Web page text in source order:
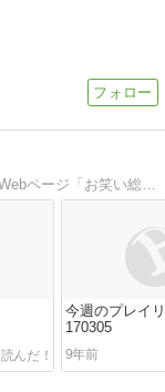
Webページ「お笑い総合大学」のブログ版Webページ「お笑い総合大学」のブログ版、管理人教務部長のお笑い雑感日記
今週のプレイ
170305
9年前